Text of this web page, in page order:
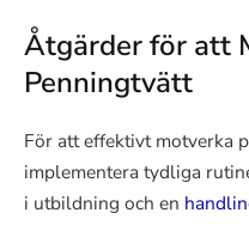
Åtgärder för att
Penningtvätt
För att effektivt motverka
implementera tydliga
i utbildning och en